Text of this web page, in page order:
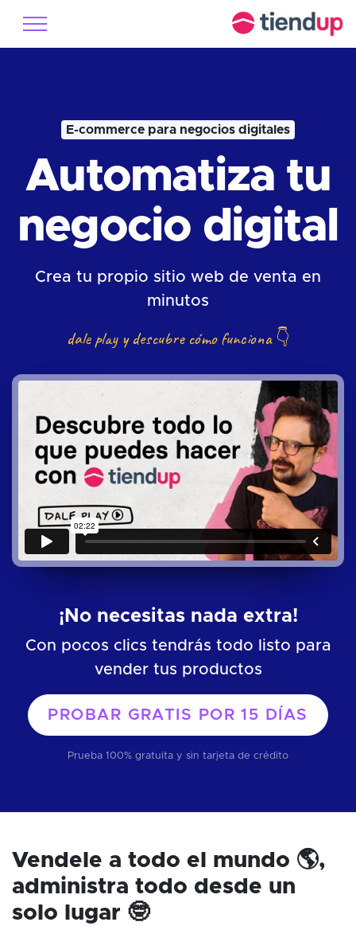
E-commerce para negocios digitales
Automatiza tu
negocio digital
Crea tu propio sitio web de venta en
minutos
dale play y descubre cómo funciona 👇
¡No necesitas nada extra!
Con pocos clics tendrás todo listo para
vender tus productos
PROBAR GRATIS POR15 DÍAS
Prueba 100% gratuita y sin tarjeta de crédito
Vendele a todo el mundo 🌎,
administra todo desde un
solo lugar 🤓